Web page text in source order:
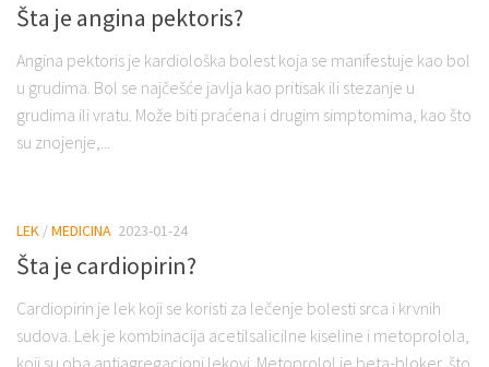
Šta je angina pektoris?
Angina pektoris je kardiološka bolest koja se manifestuje kao bol
u grudima. Bol se najčešće javlja kao pritisak ili stezanje u
grudima ili vratu. Može biti praćena i drugim simptomima, kao što
su znojenje,...
LEK /MEDICINA 2023-01-24
Šta je cardiopirin?
Cardiopirin je lek koji se koristi za lečenje bolesti srca i krvnih
sudova. Lek je kombinacija acetilsalicilne kiseline i metoprolola,